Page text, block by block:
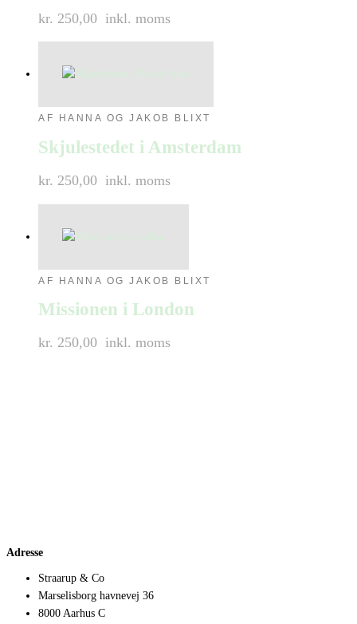
kr. 250,00 inkl. moms
AF HANNA OG JAKOB BLIXT
Skjulestedet i Amsterdam
kr. 250,00 inkl. moms
AF HANNA OG JAKOB BLIXT
Missionen i London
kr. 250,00 inkl. moms
Adresse
Straarup & Co
Marselisborg havnevej 36
8000 Aarhus C